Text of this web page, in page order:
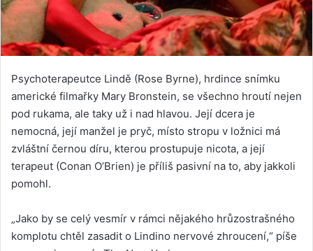
Psychoterapeutce Lindě (Rose Byrne), hrdince snímku
americké filmařky Mary Bronstein, se všechno hroutí nejen
pod rukama, ale taky už i nad hlavou. Její dcera je
nemocná, její manžel je pryč, místo stropu v ložnici má
zvláštní černou díru, kterou prostupuje nicota, a její
terapeut (Conan O’Brien) je příliš pasivní na to, aby jakkoli
pomohl.
„Jako by se celý vesmír v rámci nějakého hrůzostrašného
komplotu chtěl zasadit o Lindino nervové zhroucení,“ píše